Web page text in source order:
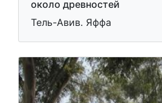
около древностей
Тель-Авив. Яффа